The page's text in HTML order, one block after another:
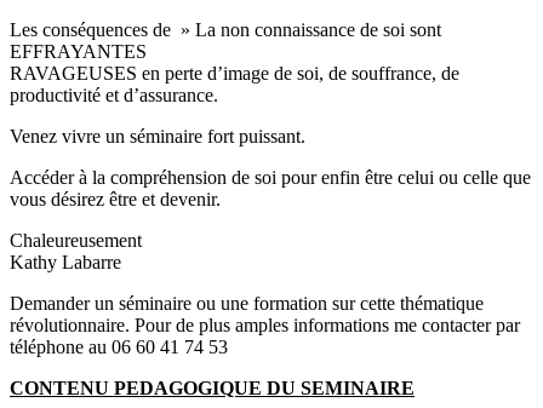
Les conséquences de » La non connaissance de soi sont
EFFRAYANTES
RAVAGEUSES en perte d’image de soi, de souffrance, de
productivité et d’assurance.
Venez vivre un séminaire fort puissant.
Accéder à la compréhension de soi pour enfin être celui ou celle que
vous désirez être et devenir.
Chaleureusement
Kathy Labarre
Demander un séminaire ou une formation sur cette thématique
révolutionnaire. Pour de plus amples informations me contacter par
téléphone au 06 60 41 74 53
CONTENU PEDAGOGIQUE DU SEMINAIRE